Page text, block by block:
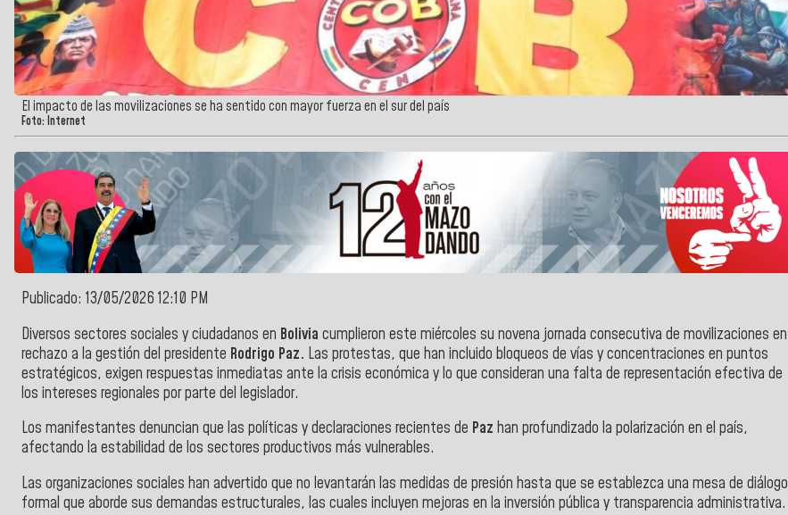
El impacto de las movilizaciones se ha sentido con mayor fuerza en el sur del país
Foto: Internet
Publicado: 13/05/2026 12:10 PM
Diversos sectores sociales y ciudadanos en Bolivia cumplieron este miércoles su novena jornada consecutiva de movilizaciones en
rechazo a la gestión del presidente Rodrigo Paz. Las protestas, que han incluido bloqueos de vías y concentraciones en puntos
estratégicos, exigen respuestas inmediatas ante la crisis económica y lo que consideran una falta de representación efectiva de
los intereses regionales por parte del legislador.
Los manifestantes denuncian que las políticas y declaraciones recientes de Paz han profundizado la polarización en el país,
afectando la estabilidad de los sectores productivos más vulnerables.
Las organizaciones sociales han advertido que no levantarán las medidas de presión hasta que se establezca una mesa de diálogo
formal que aborde sus demandas estructurales, las cuales incluyen mejoras en la inversión pública y transparencia administrativa.